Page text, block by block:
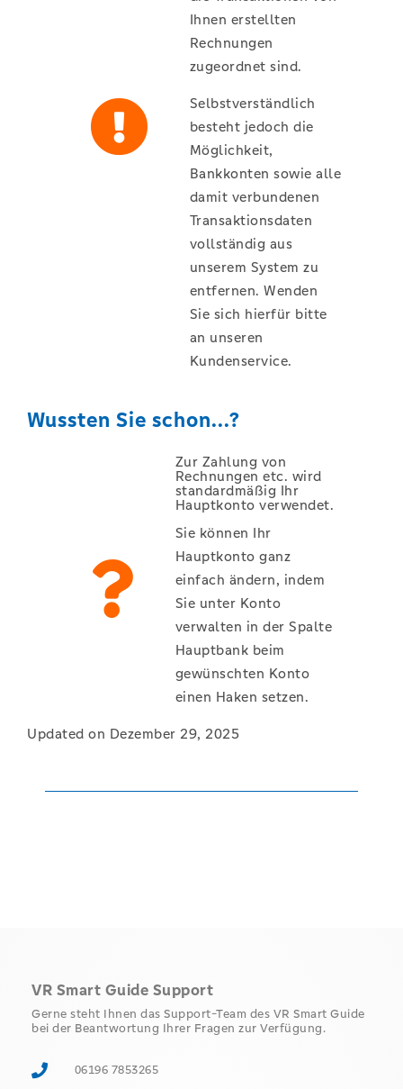
Ihnen erstellten
Rechnungen
zugeordnet sind.
Selbstverständlich
besteht jedoch die
Möglichkeit,
Bankkonten sowie alle
damit verbundenen
Transaktionsdaten
vollständig aus
unserem System zu
entfernen. Wenden
Sie sich hierfür bitte
an unseren
Kundenservice.
Wussten Sie schon...?
Zur Zahlung von
Rechnungen etc. wird
standardmäßig Ihr
Hauptkonto verwendet.
Sie können Ihr
Hauptkonto ganz
einfach ändern, indem
Sie unter Konto
verwalten in der Spalte
Hauptbank beim
gewünschten Konto
einen Haken setzen.
Updated on Dezember 29, 2025
VR Smart Guide Support
Gerne steht Ihnen das Support-Team des VR Smart Guide
bei der Beantwortung Ihrer Fragen zur Verfügung.
06196 7853265